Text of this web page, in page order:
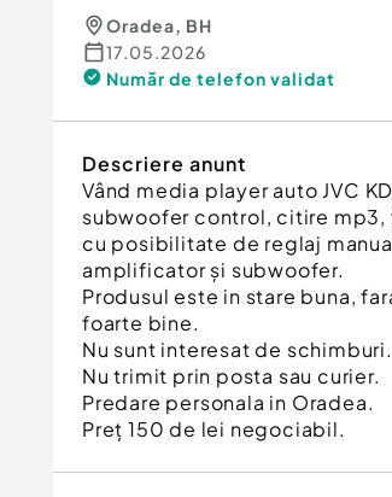
Oradea, BH
17.05.2026
Număr de telefon validat
Descriere anunt
Vând media player auto JVC
subwoofer control, citire mp3,
cu posibilitate de reglaj
amplificator și subwoofer.
Produsul este in stare buna,
foarte bine.
Nu sunt interesat de schimburi.
Nu trimit prin posta sau curier.
Predare personala in Oradea.
Preț 150 de lei negociabil.